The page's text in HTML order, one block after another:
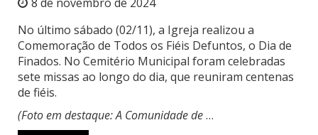
No último sábado (02/11), a Igreja realizou a
Comemoração de Todos os Fiéis Defuntos, o Dia de
Finados. No Cemitério Municipal foram celebradas
sete missas ao longo do dia, que reuniram centenas
de fiéis.
(Foto em destaque: A Comunidade de…